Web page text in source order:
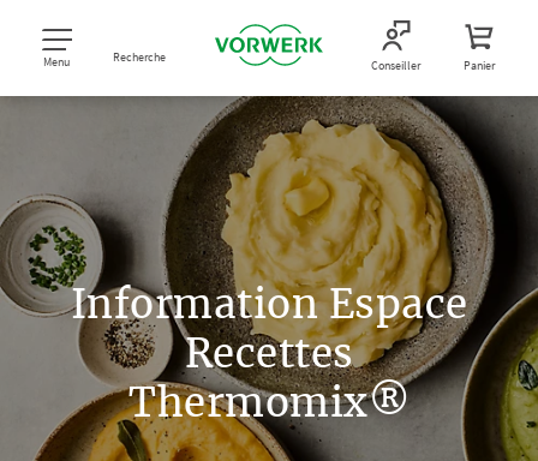
Menu Recherche Conseiller Panier
Information Espace
Recettes
Thermomix®